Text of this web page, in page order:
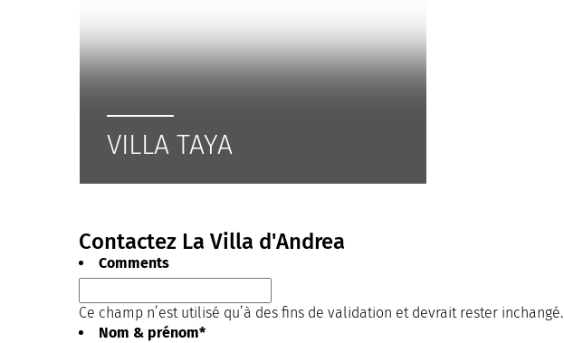
VILLA TAYA
Contactez La Villa d'Andrea
Comments
Ce champ n’est utilisé qu’à des fins de validation et devrait rester inchangé.
Nom & prénom*